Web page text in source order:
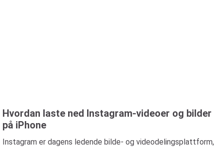
Hvordan laste ned Instagram-videoer og bilder
på iPhone
Instagram er dagens ledende bilde- og videodelingsplattform,